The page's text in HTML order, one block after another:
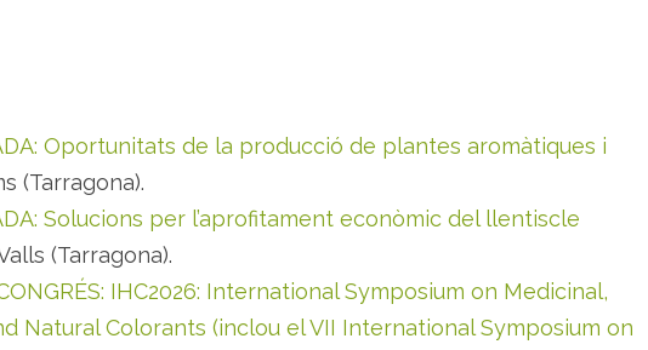
Oportunitats de la producció de plantes aromàtiques i
(Tarragona).
Solucions per l’aprofitament econòmic del llentiscle
(Tarragona).
IHC2026: International Symposium on Medicinal,
Natural Colorants (inclou el VII International Symposium on